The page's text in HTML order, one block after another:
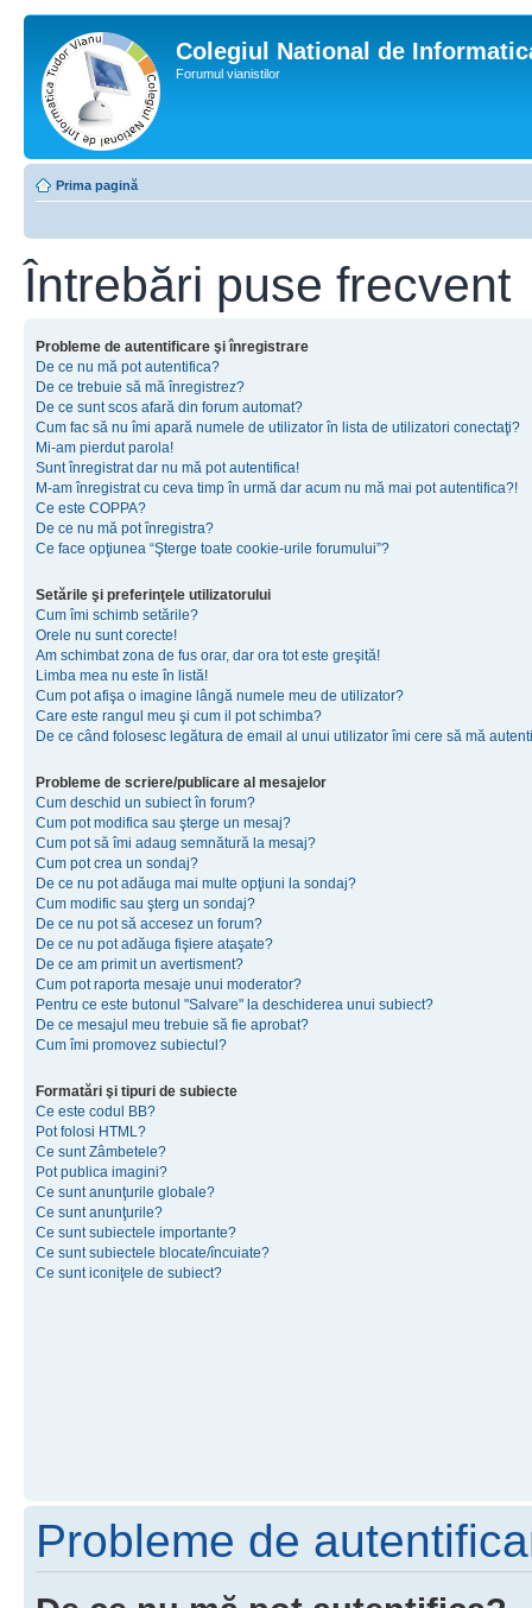
Colegiul National de
Forumul vianistilor
Prima pagină
Întrebări puse frecvent
Probleme de autentificare şi înregistrare
De ce nu mă pot autentifica?
De ce trebuie să mă înregistrez?
De ce sunt scos afară din forum automat?
Cum fac să nu îmi apară numele de utilizator în lista de utilizatori conectaţi?
Mi-am pierdut parola!
Sunt înregistrat dar nu mă pot autentifica!
M-am înregistrat cu ceva timp în urmă dar acum nu mă mai pot autentifica?!
Ce este COPPA?
De ce nu mă pot înregistra?
Ce face opţiunea “Şterge toate cookie-urile forumului”?
Setările şi preferinţele utilizatorului
Cum îmi schimb setările?
Orele nu sunt corecte!
Am schimbat zona de fus orar, dar ora tot este greşită!
Limba mea nu este în listă!
Cum pot afişa o imagine lângă numele meu de utilizator?
Care este rangul meu şi cum il pot schimba?
De ce când folosesc legătura de email al unui utilizator îmi cere să mă
Probleme de scriere/publicare al mesajelor
Cum deschid un subiect în forum?
Cum pot modifica sau şterge un mesaj?
Cum pot să îmi adaug semnătură la mesaj?
Cum pot crea un sondaj?
De ce nu pot adăuga mai multe opţiuni la sondaj?
Cum modific sau şterg un sondaj?
De ce nu pot să accesez un forum?
De ce nu pot adăuga fişiere ataşate?
De ce am primit un avertisment?
Cum pot raporta mesaje unui moderator?
Pentru ce este butonul "Salvare" la deschiderea unui subiect?
De ce mesajul meu trebuie să fie aprobat?
Cum îmi promovez subiectul?
Formatări şi tipuri de subiecte
Ce este codul BB?
Pot folosi HTML?
Ce sunt Zâmbetele?
Pot publica imagini?
Ce sunt anunţurile globale?
Ce sunt anunţurile?
Ce sunt subiectele importante?
Ce sunt subiectele blocate/încuiate?
Ce sunt iconiţele de subiect?
Probleme de